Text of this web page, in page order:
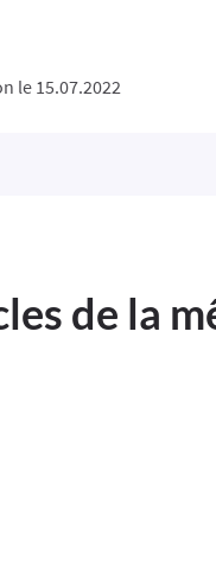
le 15.07.2022
de la